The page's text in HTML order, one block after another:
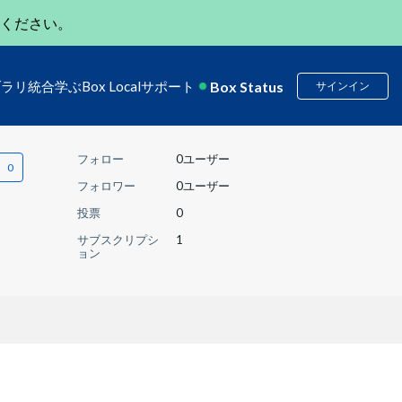
ださい。
リ 統合学ぶBox Localサポート Box Status サインイン
フォロー
0ユーザー
フォロワー
0ユーザー
投票
0
サブスクリプシ
ョン
1